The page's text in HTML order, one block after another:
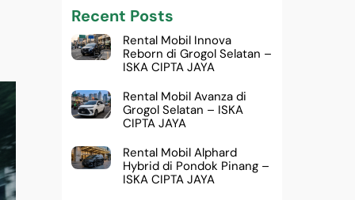
Recent Posts
Rental Mobil Innova
Reborn di Grogol Selatan –
ISKA CIPTA JAYA
Rental Mobil Avanza di
Grogol Selatan – ISKA
CIPTA JAYA
Rental Mobil Alphard
Hybrid di Pondok Pinang –
ISKA CIPTA JAYA